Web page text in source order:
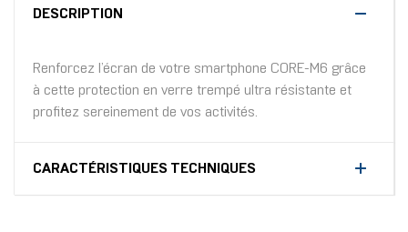
DESCRIPTION
Renforcez l’écran de votre smartphone CORE-M6 grâce
à cette protection en verre trempé ultra résistante et
profitez sereinement de vos activités.
CARACTÉRISTIQUES TECHNIQUES